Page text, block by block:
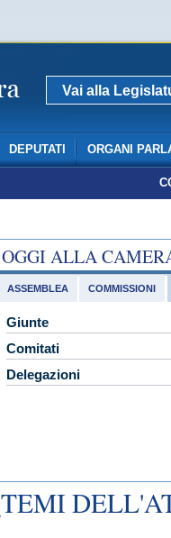
Vai alla
DEPUTATI ORGANI
OGGI ALLA
ASSEMBLEA COMMISSIONI
Giunte
Comitati
Delegazioni
TEMI